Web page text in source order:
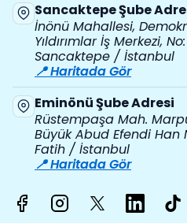
Sancaktepe Şube
İnönü Mahallesi,
Yıldırımlar İş Merkezi,
Sancaktepe / İstanbul
📍 Haritada Gör
Eminönü Şube Adresi
Rüstempaşa Mah.
Büyük Abud Efendi Han
Fatih / İstanbul
📍 Haritada Gör